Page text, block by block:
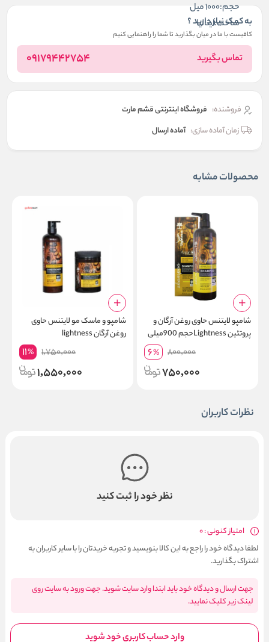
حجم:۱۰۰۰ میل
ساخت:ایتالیا
به کمک نیاز دارید ؟
کافیست با ما در میان بگذارید تا شما را راهنمایی کنیم
تماس بگیرید 09179442754
فروشنده: فروشگاه اینترنتی قشم مارت
زمان آماده سازی: آماده ارسال
محصولات مشابه
شامپو لایتنس حاوی روغن آرگان و
پروتئین Lightnessحجم 900میلی
800,000
6%
750,000
شامپو و ماسک مو لایتنس حاوی
روغن آرگان lightness
1,750,000
11%
1,550,000
نظرات کاربران
نظر خود را ثبت کنید
امتیاز کنونی : 0
لطفا دیدگاه خود را راجع به این کالا بنویسید و تجربه خریدتان را با سایر کاربران به
اشتراک بگذارید.
جهت ارسال و دیدگاه خود باید ابتدا وارد سایت شوید. جهت ورود به سایت روی
لینک زیر کلیک نمایید.
وارد حساب کاربری خود شوید